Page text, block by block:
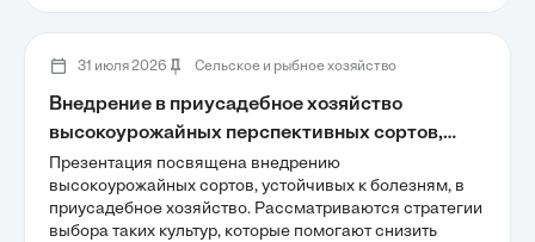
31 июля 2026 Сельское и рыбное хозяйство
Внедрение в приусадебное хозяйство
высокоурожайных перспективных сортов,
устойчивых к болезням
Презентация посвящена внедрению
высокоурожайных сортов, устойчивых к болезням, в
приусадебное хозяйство. Рассматриваются стратегии
выбора таких культур, которые помогают снизить